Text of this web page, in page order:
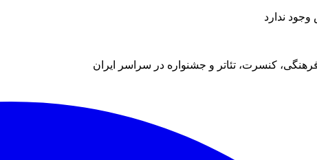
ندارد
کنسرت، تئاتر و جشنواره در سراسر ایران